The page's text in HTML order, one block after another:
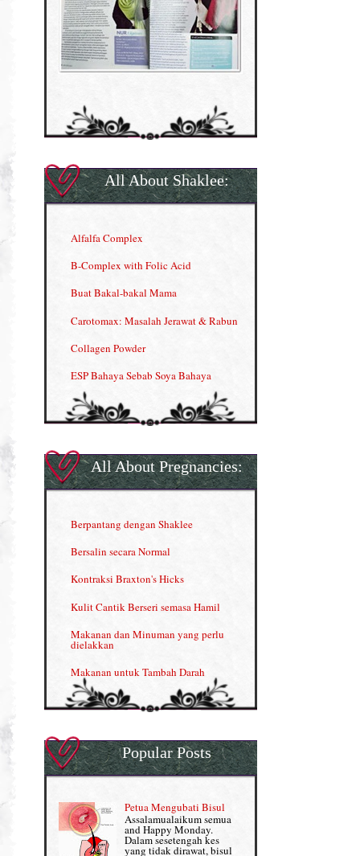
All About Shaklee:
Alfalfa Complex
B-Complex with Folic Acid
Buat Bakal-bakal Mama
Carotomax: Masalah Jerawat & Rabun
Collagen Powder
ESP Bahaya Sebab Soya Bahaya
ESP Produk Shaklee Paling HOT
Gla Complex (II)
Herbal Blend the Magic Cream
Nutrisi untuk Ikhtiar Hamil
OMEGA GUARD
Omega Guard: EPA & DHA for kids
OSTEMATRIX
Pantang Larang dalam Pengambilan
Vitamin
Penjagaan Rambut: Prosante Hair Care
Persediaan Haji & Umrah
All About Pregnancies:
Berpantang dengan Shaklee
Bersalin secara Normal
Kontraksi Braxton's Hicks
Kulit Cantik Berseri semasa Hamil
Makanan dan Minuman yang perlu
dielakkan
Makanan untuk Tambah Darah
Masalah HB rendah?
Normal VS Czer
Pemakanan Semasa Hamil
Penyusuan Bayi
Perkembangan Minda Bayi
Popular Posts
Petua Mengubati Bisul
Assalamualaikum semua
and Happy Monday.
Dalam sesetengah kes
yang tidak dirawat, bisul